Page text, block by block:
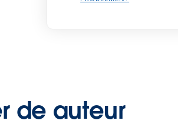
de auteur